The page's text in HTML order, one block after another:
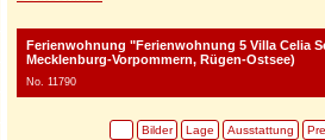
Ferienwohnung "Ferienwohnung 5 Villa Celia
Mecklenburg-Vorpommern, Rügen-Ostsee)
No. 11790
Bilder Lage Ausstattung